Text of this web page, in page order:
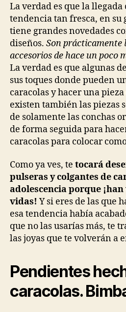
La verdad es que la llegada
tendencia tan fresca, en su
tiene grandes novedades
diseños. Son prácticamente
accesorios de hace un poco
La verdad es que algunas
sus toques donde pueden
caracolas y hacer una
existen también las piezas
de solamente las conchas
de forma seguida para
caracolas para colocar
Como ya ves, te tocará
pulseras y colgantes de
adolescencia porque
vidas! Y si eres de las que
esa tendencia había
que no las usarías más, te
las joyas que te volverán a
Pendientes
caracolas.